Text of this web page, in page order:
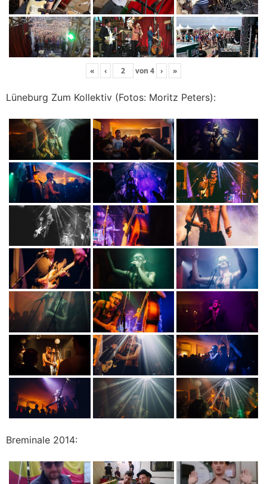
« ‹ von 4 › »
Lüneburg Zum Kollektiv (Fotos: Moritz Peters):
Breminale 2014: